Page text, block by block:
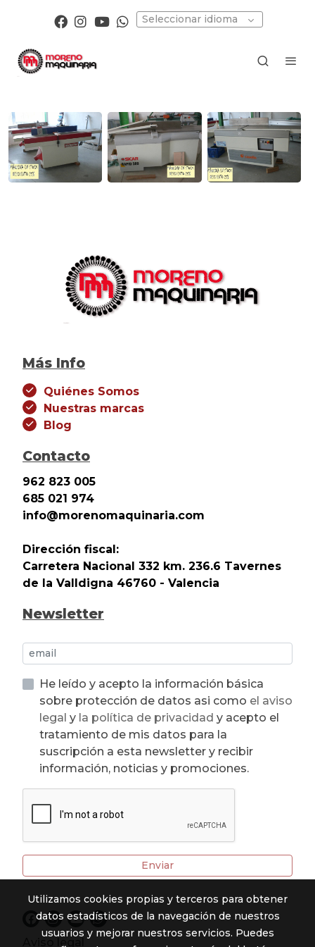
Seleccionar idioma
Más Info
Quiénes Somos
Nuestras marcas
Blog
Contacto
962 823 005
685 021 974
info@morenomaquinaria.com
Dirección fiscal:
Carretera Nacional 332 km. 236.6 Tavernes
de la Valldigna 46760 - Valencia
Newsletter
He leído y acepto la información básica
sobre protección de datos asi como el aviso
legal y la política de privacidad y acepto el
tratamiento de mis datos para la
suscripción a esta newsletter y recibir
información, noticias y promociones.
Enviar
Aviso legal
Utilizamos cookies propias y terceros para obtener
datos estadísticos de la navegación de nuestros
usuarios y mejorar nuestros servicios. Puedes